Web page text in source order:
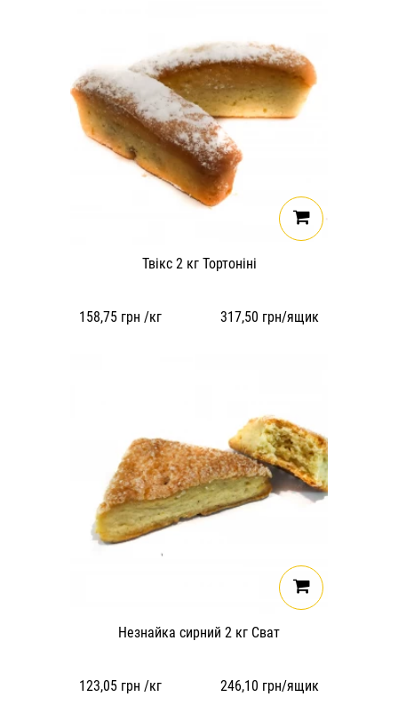
Твікс 2 кг Тортоніні
158,75 грн /кг 317,50 грн/ящик
Незнайка сирний 2 кг Сват
123,05 грн /кг 246,10 грн/ящик